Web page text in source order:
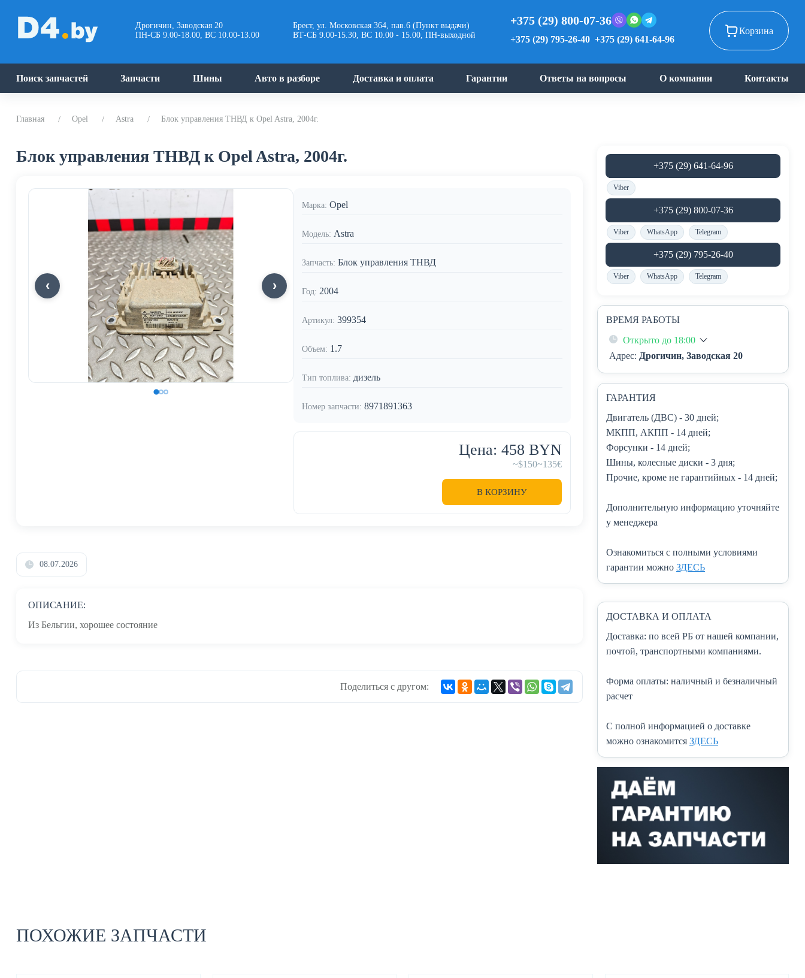
Дрогичин, Заводская 20
ПН-СБ 9.00-18.00, ВС 10.00-13.00
Брест, ул. Московская 364, пав.6 (Пункт выдачи)
ВТ-СБ 9.00-15.30, ВС 10.00 - 15.00, ПН-выходной
+375 (29) 800-07-36
+375 (29) 795-26-40 +375 (29) 641-64-96
Корзина
Поиск запчастей Запчасти Шины Авто в разборе Доставка и оплата Гарантии Ответы на вопросы О компании Контакты
Главная Opel Astra Блок управления ТНВД к Opel Astra, 2004г.
Блок управления ТНВД к Opel Astra, 2004г.
Марка: Opel
Модель: Astra
Запчасть: Блок управления ТНВД
Год: 2004
Артикул: 399354
Объем: 1.7
Тип топлива: дизель
Номер запчасти: 8971891363
Цена: 458 BYN
~$150~135€
В КОРЗИНУ
08.07.2026
ОПИСАНИЕ:
Из Бельгии, хорошее состояние
Поделиться с другом:
+375 (29) 641-64-96
Viber
+375 (29) 800-07-36
Viber WhatsApp Telegram
+375 (29) 795-26-40
Viber WhatsApp Telegram
ВРЕМЯ РАБОТЫ
Открыто до 18:00
Адрес: Дрогичин, Заводская 20
ГАРАНТИЯ
Двигатель (ДВС) - 30 дней;
МКПП, АКПП - 14 дней;
Форсунки - 14 дней;
Шины, колесные диски - 3 дня;
Прочие, кроме не гарантийных - 14 дней;
Дополнительную информацию уточняйте
у менеджера
Ознакомиться с полными условиями
гарантии можно ЗДЕСЬ
ДОСТАВКА И ОПЛАТА
Доставка: по всей РБ от нашей компании,
почтой, транспортными компаниями.
Форма оплаты: наличный и безналичный
расчет
C полной информацией о доставке
можно ознакомится ЗДЕСЬ
ПОХОЖИЕ ЗАПЧАСТИ